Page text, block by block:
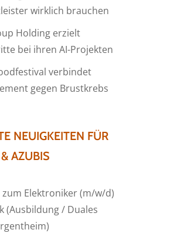
wirklich brauchen
Holding erzielt
bei ihren AI-Projekten
verbindet
gegen Brustkrebs
NEUIGKEITEN FÜR
AZUBIS
zum Elektroniker (m/w/d)
(Ausbildung / Duales